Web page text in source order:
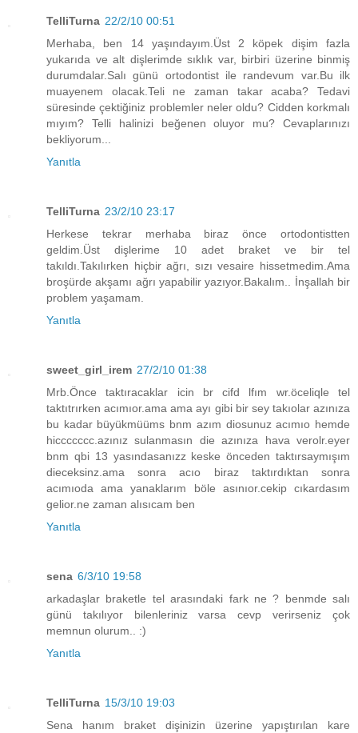
TelliTurna 22/2/10 00:51
Merhaba, ben 14 yaşındayım.Üst 2 köpek dişim fazla
yukarıda ve alt dişlerimde sıklık var, birbiri üzerine binmiş
durumdalar.Salı günü ortodontist ile randevum var.Bu ilk
muayenem olacak.Teli ne zaman takar acaba? Tedavi
süresinde çektiğiniz problemler neler oldu? Cidden korkmalı
mıyım? Telli halinizi beğenen oluyor mu? Cevaplarınızı
bekliyorum...
Yanıtla
TelliTurna 23/2/10 23:17
Herkese tekrar merhaba biraz önce ortodontistten
geldim.Üst dişlerime 10 adet braket ve bir tel
takıldı.Takılırken hiçbir ağrı, sızı vesaire hissetmedim.Ama
broşürde akşamı ağrı yapabilir yazıyor.Bakalım.. İnşallah bir
problem yaşamam.
Yanıtla
sweet_girl_irem 27/2/10 01:38
Mrb.Önce taktıracaklar icin br cifd lfım wr.öceliqle tel
taktıtrırken acımıor.ama ama ayı gibi bir sey takıolar azınıza
bu kadar büyükmüüms bnm azım diosunuz acımıo hemde
hiccccccc.azınız sulanmasın die azınıza hava verolr.eyer
bnm qbi 13 yasındasanızz keske önceden taktırsaymışım
dieceksinz.ama sonra acıo biraz taktırdıktan sonra
acımıoda ama yanaklarım böle asınıor.cekip cıkardasım
gelior.ne zaman alısıcam ben
Yanıtla
sena 6/3/10 19:58
arkadaşlar braketle tel arasındaki fark ne ? benmde salı
günü takılıyor bilenleriniz varsa cevp verirseniz çok
memnun olurum.. :)
Yanıtla
TelliTurna 15/3/10 19:03
Sena hanım braket dişinizin üzerine yapıştırılan kare